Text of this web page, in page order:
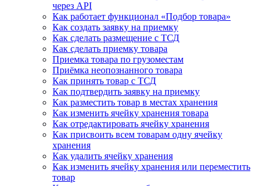
через API
Как работает функционал «Подбор товара»
Как создать заявку на приемку
Как сделать размещение с ТСД
Как сделать приемку товара
Приемка товара по грузоместам
Приёмка неопознанного товара
Как принять товар с ТСД
Как подтвердить заявку на приемку
Как разместить товар в местах хранения
Как изменить ячейку хранения товара
Как отредактировать ячейку хранения
Как присвоить всем товарам одну ячейку
хранения
Как удалить ячейку хранения
Как изменить ячейку хранения или переместить
товар